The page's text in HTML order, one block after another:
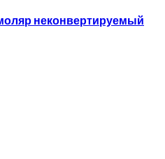
неконвертируемый